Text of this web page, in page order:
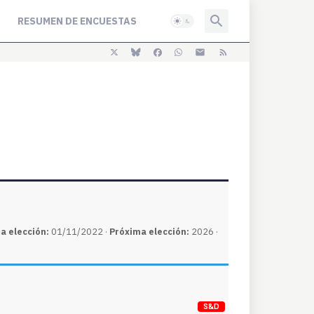
RESUMEN DE ENCUESTAS
elección: 01/11/2022 · Próxima elección: 2026 ·
S&D